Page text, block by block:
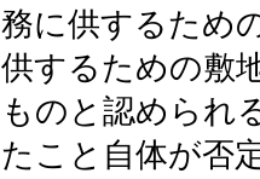
務に供するため
供するための敷
ものと認められ
たこと自体が否